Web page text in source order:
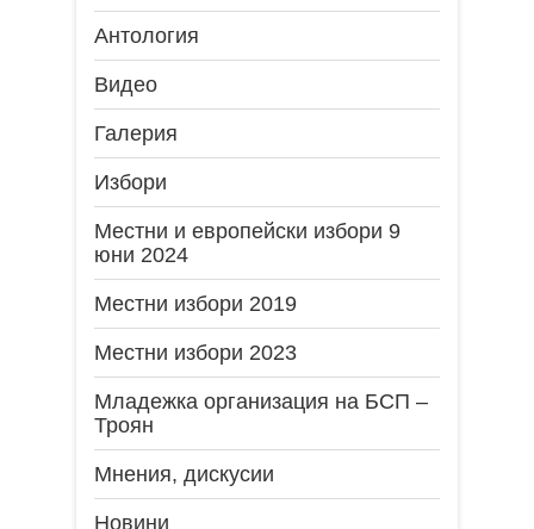
Антология
Видео
Галерия
Избори
Местни и европейски избори 9
юни 2024
Местни избори 2019
Местни избори 2023
Младежка организация на БСП –
Троян
Мнения, дискусии
Новини